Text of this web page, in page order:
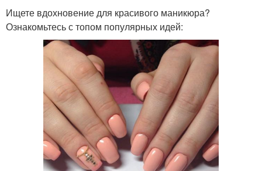
Ищете вдохновение для красивого маникюра?
Ознакомьтесь с топом популярных идей: